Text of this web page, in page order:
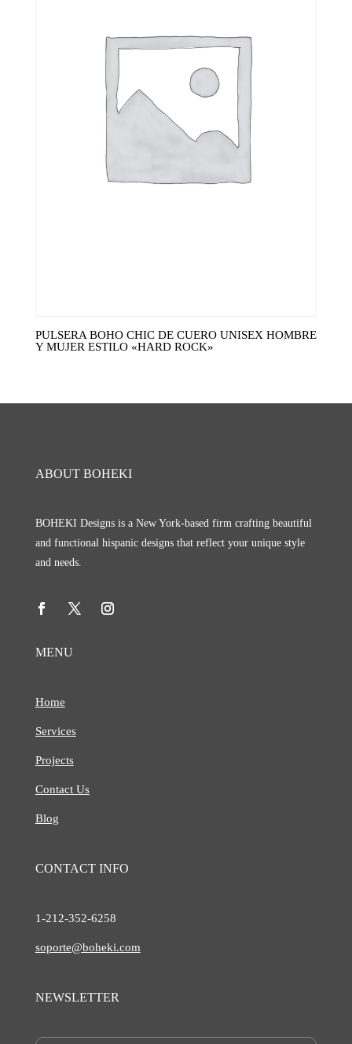
PULSERA BOHO CHIC DE CUERO UNISEX HOMBRE
Y MUJER ESTILO «HARD ROCK»
ABOUT BOHEKI
BOHEKI Designs is a New York-based firm crafting beautiful
and functional hispanic designs that reflect your unique style
and needs.
MENU
Home
Services
Projects
Contact Us
Blog
CONTACT INFO
1-212-352-6258
soporte@boheki.com
NEWSLETTER